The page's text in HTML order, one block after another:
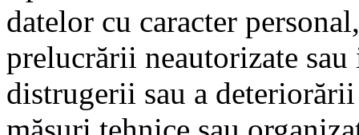
datelor cu caracter
prelucrării neautorizate
distrugerii sau a